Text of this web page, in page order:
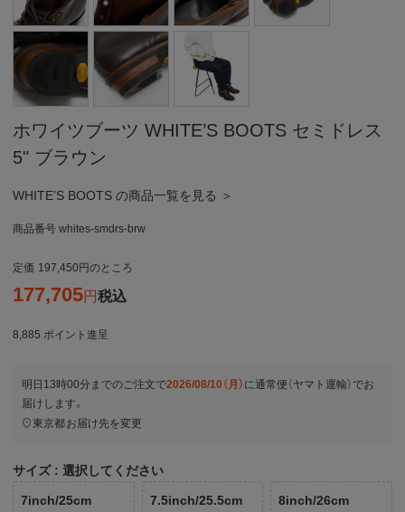
ホワイツブーツ WHITE’S BOOTS セミドレス
5" ブラウン
WHITE’S BOOTS の商品一覧を見る ＞
商品番号 whites-smdrs-brw
定価 197,450 のところ
177,705 税込
8,885 ポイント進呈
明日 13時00分 までのご注文で2026/08/10（月） に通常便（ヤマト運輸） でお
届けします。
東京都お届け先を変更
サイズ 選択してください
7inch/25cm 7.5inch/25.5cm 8inch/26cm